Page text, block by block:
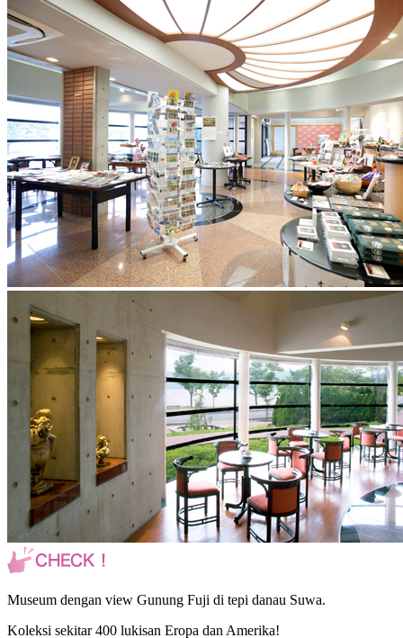
Museum dengan view Gunung Fuji di tepi danau Suwa.
Koleksi sekitar 400 lukisan Eropa dan Amerika!